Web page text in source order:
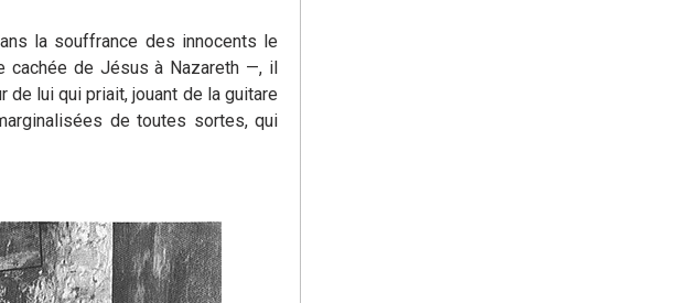
la souffrance des innocents le
cachée de Jésus à Nazareth —, il
de lui qui priait, jouant de la guitare
de toutes sortes, qui